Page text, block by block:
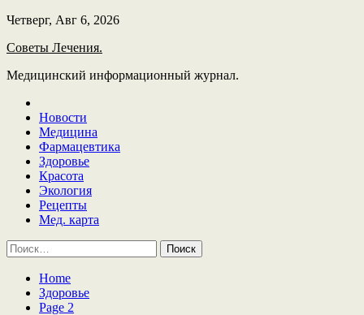
Skip
content
Четверг, Авг 6, 2026
Советы Лечения.
Медицинский информационный журнал.
Новости
Медицина
Фармацевтика
Здоровье
Красота
Экология
Рецепты
Мед. карта
Найти:
Home
Здоровье
Page 2